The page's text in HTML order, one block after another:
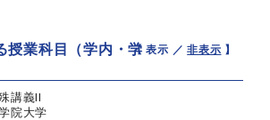
授業科目（学内・学【 表示 ／非表示 】
講義II
院大学